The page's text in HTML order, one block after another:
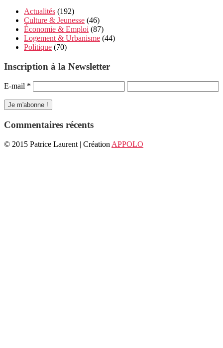
Actualités (192)
Culture & Jeunesse (46)
Économie & Emploi (87)
Logement & Urbanisme (44)
Politique (70)
Inscription à la Newsletter
E-mail *
Commentaires récents
© 2015 Patrice Laurent | Création APPOLO